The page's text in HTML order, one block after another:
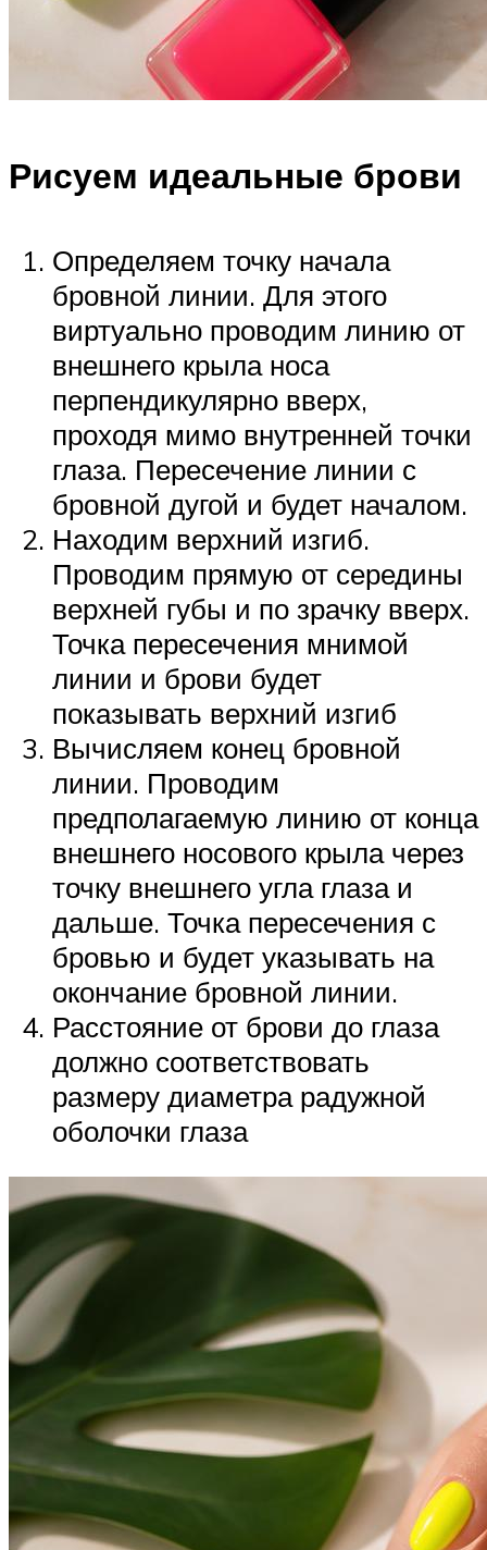
Рисуем идеальные брови
Определяем точку начала
бровной линии. Для этого
виртуально проводим линию от
внешнего крыла носа
перпендикулярно вверх,
проходя мимо внутренней точки
глаза. Пересечение линии с
бровной дугой и будет началом.
Находим верхний изгиб.
Проводим прямую от середины
верхней губы и по зрачку вверх.
Точка пересечения мнимой
линии и брови будет
показывать верхний изгиб
Вычисляем конец бровной
линии. Проводим
предполагаемую линию от конца
внешнего носового крыла через
точку внешнего угла глаза и
дальше. Точка пересечения с
бровью и будет указывать на
окончание бровной линии.
Расстояние от брови до глаза
должно соответствовать
размеру диаметра радужной
оболочки глаза